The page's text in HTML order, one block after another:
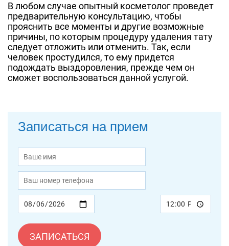
В любом случае опытный косметолог проведет
предварительную консультацию, чтобы
прояснить все моменты и другие возможные
причины, по которым процедуру удаления тату
следует отложить или отменить. Так, если
человек простудился, то ему придется
подождать выздоровления, прежде чем он
сможет воспользоваться данной услугой.
Записаться на прием
ЗАПИСАТЬСЯ